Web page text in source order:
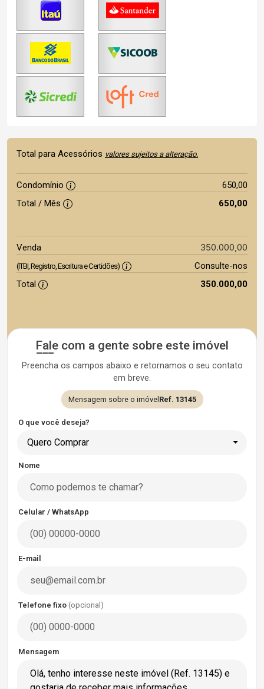
Total para Acessórios valores sujeitos a alteração.
Condomínio
650,00
Total / Mês
650,00
Venda 350.000,00
(ITBI, Registro, Escritura e Certidões)
Consulte-nos
Total
350.000,00
Fale com a gente sobre este imóvel
Preencha os campos abaixo e retornamos o seu contato
em breve.
Mensagem sobre o imóvel Ref. 13145
O que você deseja?
Quero Comprar
Nome
Celular / WhatsApp
E-mail
Telefone fixo (opcional)
Mensagem